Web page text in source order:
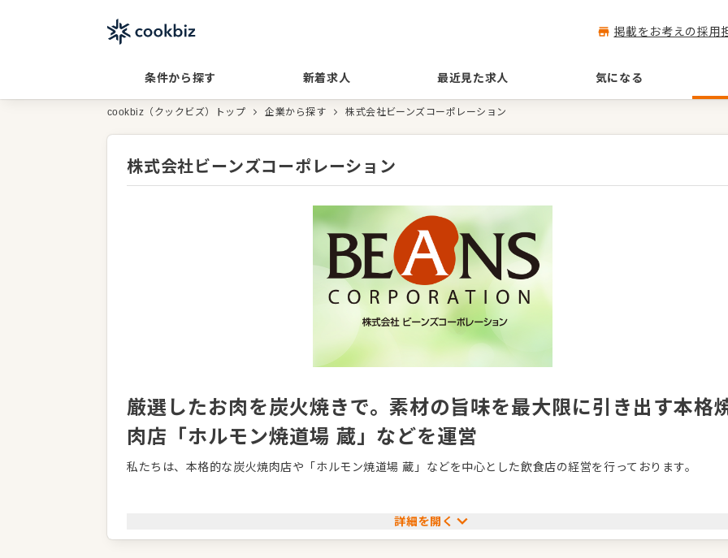
掲載をお考えの採用
条件から探す 新着求人 最近見た求人 気になる
cookbiz（クックビズ）トップ 企業から探す 株式会社ビーンズコーポレーション
株式会社ビーンズコーポレーション
厳選したお肉を炭火焼きで。素材の旨味を最大限に引き出す本格
肉店「ホルモン焼道場 蔵」などを運営
私たちは、本格的な炭火焼肉店や「ホルモン焼道場 蔵」などを中心とした飲食店の経営を行っております。
りと焼き上げることで、お肉本来の豊かな旨味と香ばしさを最大限に引き出し、お客様に至福の味わいをご提供し
ています。お食事をさらに楽しんでいただけるよう、活気あふれる心地よい空間づくりと、お客様一人ひとりに寄
詳細を開く